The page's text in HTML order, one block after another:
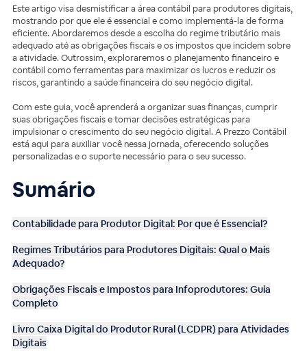
Este artigo visa desmistificar a área contábil para produtores digitais,
mostrando por que ele é essencial e como implementá-la de forma
eficiente. Abordaremos desde a escolha do regime tributário mais
adequado até as obrigações fiscais e os impostos que incidem sobre
a atividade. Outrossim, exploraremos o planejamento financeiro e
contábil como ferramentas para maximizar os lucros e reduzir os
riscos, garantindo a saúde financeira do seu negócio digital.
Com este guia, você aprenderá a organizar suas finanças, cumprir
suas obrigações fiscais e tomar decisões estratégicas para
impulsionar o crescimento do seu negócio digital. A Prezzo Contábil
está aqui para auxiliar você nessa jornada, oferecendo soluções
personalizadas e o suporte necessário para o seu sucesso.
Sumário
Contabilidade para Produtor Digital: Por que é Essencial?
Regimes Tributários para Produtores Digitais: Qual o Mais
Adequado?
Obrigações Fiscais e Impostos para Infoprodutores: Guia
Completo
Livro Caixa Digital do Produtor Rural (LCDPR) para Atividades
Digitais